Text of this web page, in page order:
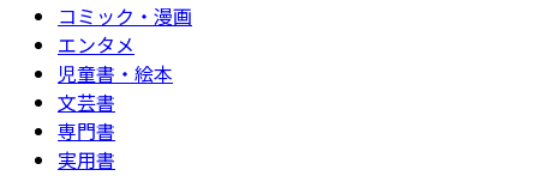
コミック・漫画
エンタメ
児童書・絵本
文芸書
専門書
実用書